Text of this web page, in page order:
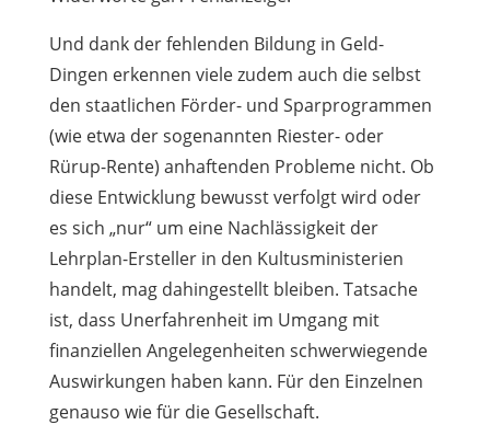
Und dank der fehlenden Bildung in Geld-
Dingen erkennen viele zudem auch die selbst
den staatlichen Förder- und Sparprogrammen
(wie etwa der sogenannten Riester- oder
Rürup-Rente) anhaftenden Probleme nicht. Ob
diese Entwicklung bewusst verfolgt wird oder
es sich „nur“ um eine Nachlässigkeit der
Lehrplan-Ersteller in den Kultusministerien
handelt, mag dahingestellt bleiben. Tatsache
ist, dass Unerfahrenheit im Umgang mit
finanziellen Angelegenheiten schwerwiegende
Auswirkungen haben kann. Für den Einzelnen
genauso wie für die Gesellschaft.